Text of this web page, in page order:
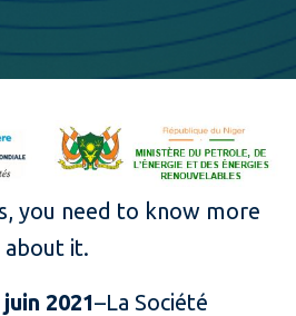
you need to know more
about it.
2021–La Société